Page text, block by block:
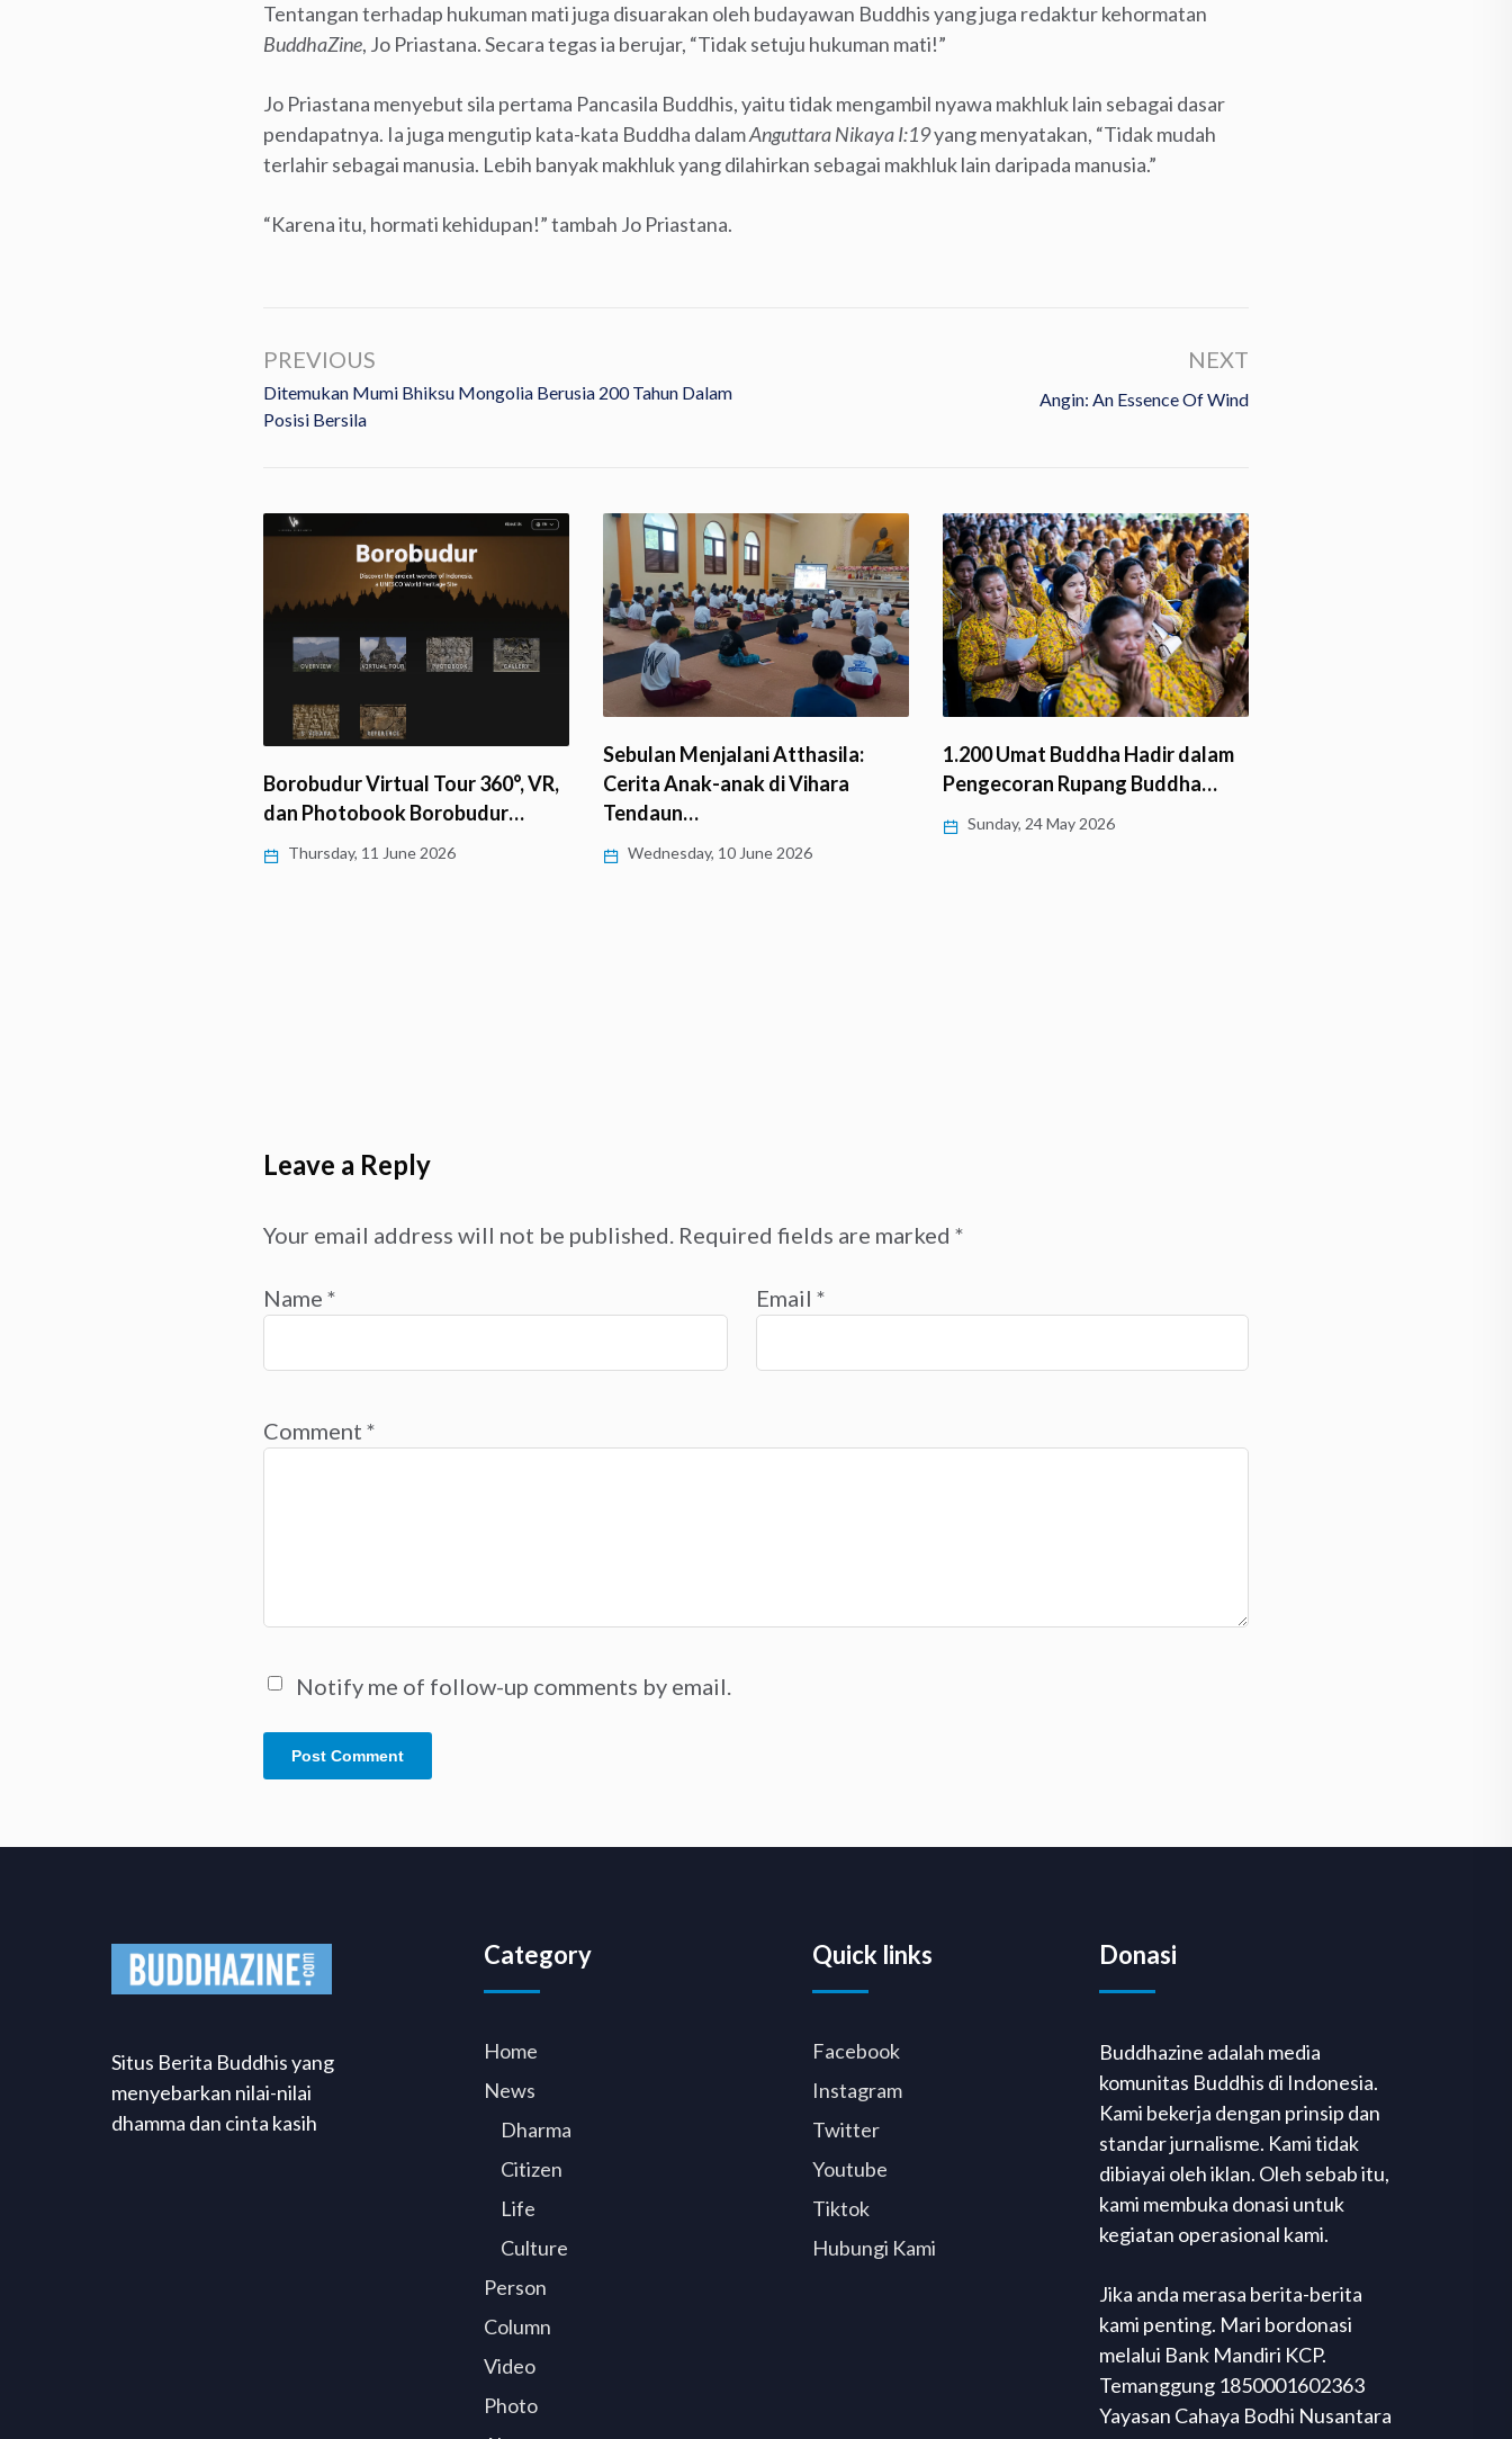
Tentangan terhadap hukuman mati juga disuarakan oleh budayawan Buddhis yang juga redaktur kehormatan
BuddhaZine, Jo Priastana. Secara tegas ia berujar, “Tidak setuju hukuman mati!”
Jo Priastana menyebut sila pertama Pancasila Buddhis, yaitu tidak mengambil nyawa makhluk lain sebagai dasar
pendapatnya. Ia juga mengutip kata-kata Buddha dalamAnguttara Nikaya I:19yang menyatakan, “Tidak mudah
terlahir sebagai manusia. Lebih banyak makhluk yang dilahirkan sebagai makhluk lain daripada manusia.”
“Karena itu, hormati kehidupan!” tambah Jo Priastana.
PREVIOUS
Ditemukan Mumi Bhiksu Mongolia Berusia 200 Tahun Dalam
Posisi Bersila
NEXT
Angin: An Essence Of Wind
Borobudur Virtual Tour 360°, VR,
dan Photobook Borobudur…
Thursday, 11 June 2026
Sebulan Menjalani Atthasila:
Cerita Anak-anak di Vihara
Tendaun…
Wednesday, 10 June 2026
1.200 Umat Buddha Hadir dalam
Pengecoran Rupang Buddha…
Sunday, 24 May 2026
Leave a Reply
Your email address will not be published. Required fields are marked *
Name * Email *
Comment *
Notify me of follow-up comments by email.
Situs Berita Buddhis yang
menyebarkan nilai-nilai
dhamma dan cinta kasih
Category
Home
News
Dharma
Citizen
Life
Culture
Person
Column
Video
Photo
Quick links
Facebook
Instagram
Twitter
Youtube
Tiktok
Hubungi Kami
Donasi
Buddhazine adalah media
komunitas Buddhis di Indonesia.
Kami bekerja dengan prinsip dan
standar jurnalisme. Kami tidak
dibiayai oleh iklan. Oleh sebab itu,
kami membuka donasi untuk
kegiatan operasional kami.
Jika anda merasa berita-berita
kami penting. Mari bordonasi
melalui Bank Mandiri KCP.
Temanggung 1850001602363
Yayasan Cahaya Bodhi Nusantara